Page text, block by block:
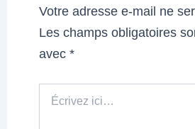
Votre adresse e-mail ne
Les champs obligatoires
avec*
ici…